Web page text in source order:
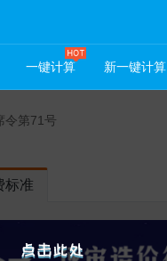
一键计算 新一键计算
令第71号
标准